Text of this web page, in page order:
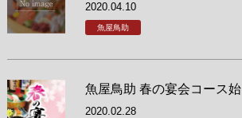
2020.04.10
魚屋鳥助
魚屋鳥助 春の宴会コース始
2020.02.28